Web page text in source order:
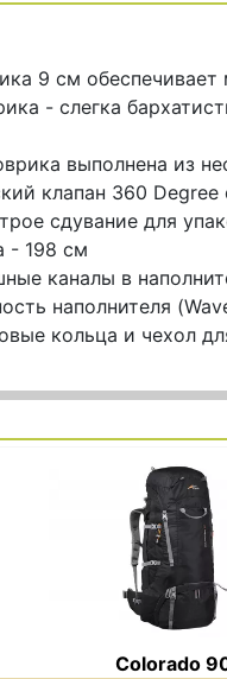
9 см
- слегка
выполнена из
клапан 360
сдувание для
- 198 см
каналы в
наполнителя
кольца и чехол
Colorado